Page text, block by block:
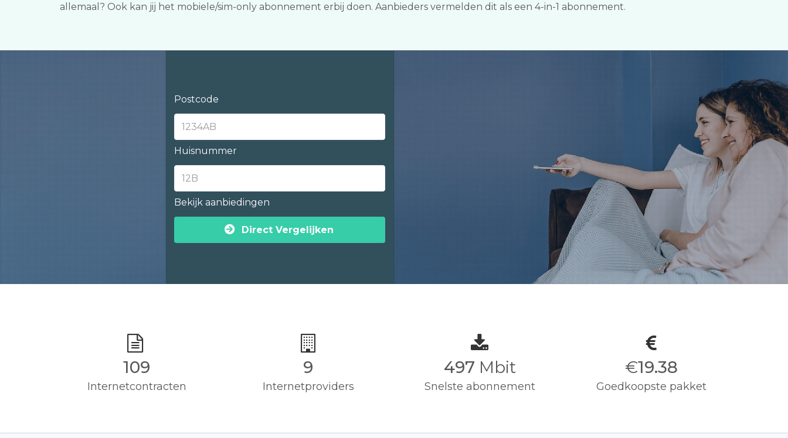
allemaal? Ook kan jij het mobiele/sim-only abonnement erbij doen. Aanbieders vermelden dit als een 4-in-1 abonnement.
Postcode
Huisnummer
Bekijk aanbiedingen
Direct Vergelijken
110
Internetcontracten
9
Internetproviders
500 Mbit
Snelste abonnement
€19.50
Goedkoopste pakket